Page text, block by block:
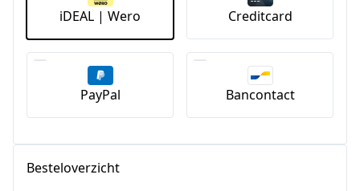
iDEAL | Wero Creditcard
PayPal Bancontact
Besteloverzicht